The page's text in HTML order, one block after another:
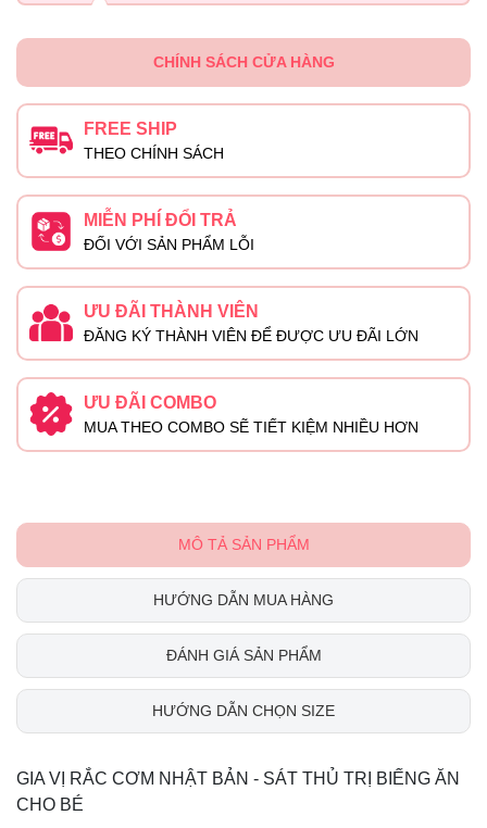
CHÍNH SÁCH CỬA HÀNG
FREE SHIP
THEO CHÍNH SÁCH
MIỄN PHÍ ĐỔI TRẢ
ĐỐI VỚI SẢN PHẨM LỖI
ƯU ĐÃI THÀNH VIÊN
ĐĂNG KÝ THÀNH VIÊN ĐỂ ĐƯỢC ƯU ĐÃI LỚN
ƯU ĐÃI COMBO
MUA THEO COMBO SẼ TIẾT KIỆM NHIỀU HƠN
MÔ TẢ SẢN PHẨM
HƯỚNG DẪN MUA HÀNG
ĐÁNH GIÁ SẢN PHẨM
HƯỚNG DẪN CHỌN SIZE
GIA VỊ RẮC CƠM NHẬT BẢN - SÁT THỦ TRỊ BIẾNG ĂN
CHO BÉ